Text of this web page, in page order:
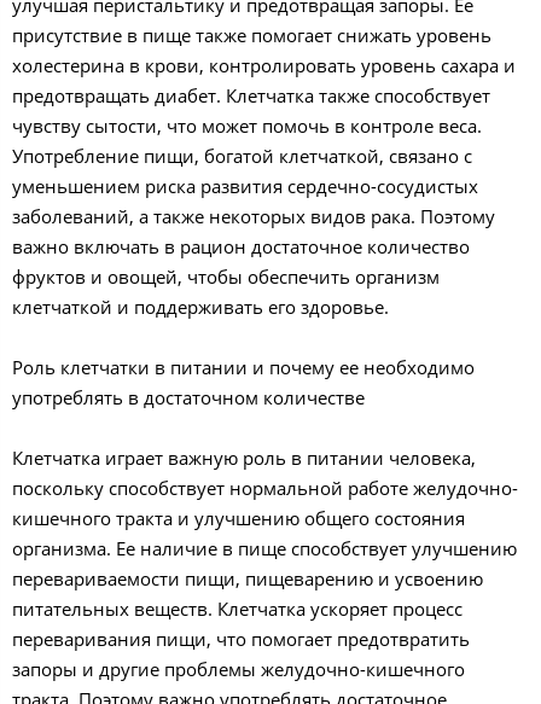
улучшая перистальтику и предотвращая запоры. Ее
присутствие в пище также помогает снижать уровень
холестерина в крови, контролировать уровень сахара и
предотвращать диабет. Клетчатка также способствует
чувству сытости, что может помочь в контроле веса.
Употребление пищи, богатой клетчаткой, связано с
уменьшением риска развития сердечно-сосудистых
заболеваний, а также некоторых видов рака. Поэтому
важно включать в рацион достаточное количество
фруктов и овощей, чтобы обеспечить организм
клетчаткой и поддерживать его здоровье.
Роль клетчатки в питании и почему ее необходимо
употреблять в достаточном количестве
Клетчатка играет важную роль в питании человека,
поскольку способствует нормальной работе желудочно-
кишечного тракта и улучшению общего состояния
организма. Ее наличие в пище способствует улучшению
перевариваемости пищи, пищеварению и усвоению
питательных веществ. Клетчатка ускоряет процесс
переваривания пищи, что помогает предотвратить
запоры и другие проблемы желудочно-кишечного
тракта. Поэтому важно употреблять достаточное